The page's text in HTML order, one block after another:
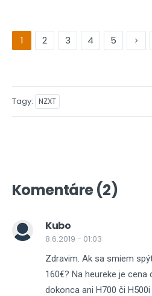
1 2 3 4 5
Tagy NZXT
Komentáre (2)
Kubo
8.6.2019 - 01:03
Zdravim. Ak sa smiem
160€? Na heureke je
dokonca ani H700 či H500i